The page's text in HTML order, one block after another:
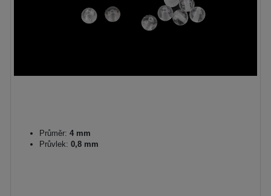
Průměr: 4 mm
Průvlek: 0,8 mm